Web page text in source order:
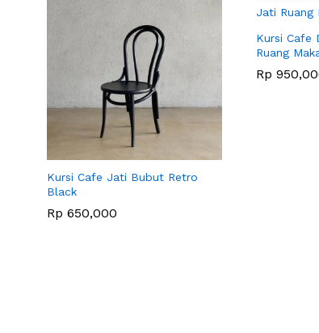
Kursi Cafe Jati Bubut Retro
Black
Rp 650,000
Rp 650,000
Kursi Cafe
Ruang
Rp
Rp